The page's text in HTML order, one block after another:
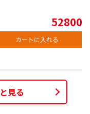
52800
カートに入れる
見る